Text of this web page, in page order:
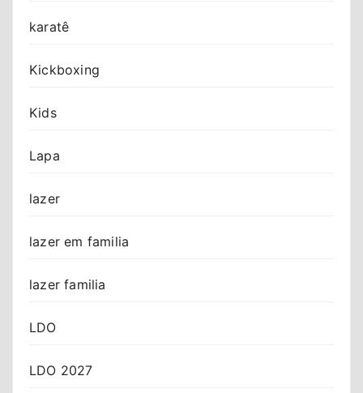
karatê
Kickboxing
Kids
Lapa
lazer
lazer em familia
lazer familia
LDO
LDO 2027